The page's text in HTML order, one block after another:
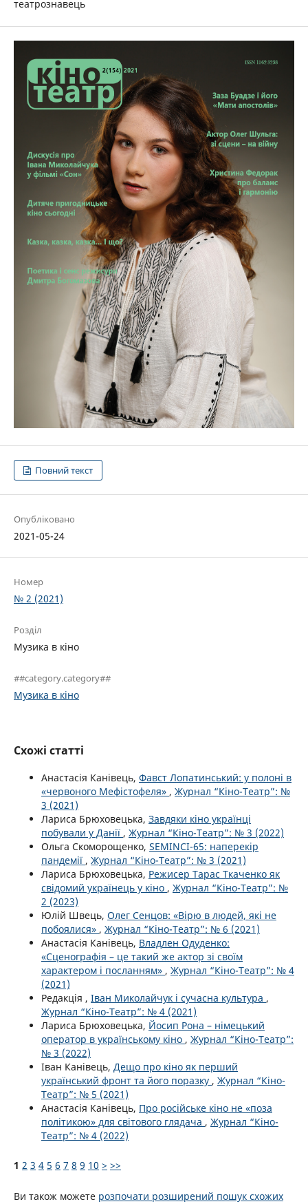
театрознавець
Повний текст
Опубліковано
2021-05-24
Номер
№ 2 (2021)
Розділ
Музика в кіно
##category.category##
Музика в кіно
Схожі статті
Анастасія Канівець, Фавст Лопатинський: у полоні в
«червоного Мефістофеля» , Журнал “Кіно-Театр”: №
3 (2021)
Лариса Брюховецька, Завдяки кіно українці
побували у Данії , Журнал “Кіно-Театр”: № 3 (2022)
Ольга Скоморощенко, SEMINCI-65: наперекір
пандемії , Журнал “Кіно-Театр”: № 3 (2021)
Лариса Брюховецька, Режисер Тарас Ткаченко як
свідомий українець у кіно , Журнал “Кіно-Театр”: №
2 (2023)
Юлій Швець, Олег Сенцов: «Вірю в людей, які не
побоялися» , Журнал “Кіно-Театр”: № 6 (2021)
Анастасія Канівець, Владлен Одуденко:
«Сценографія – це такий же актор зі своїм
характером і посланням» , Журнал “Кіно-Театр”: № 4
(2021)
Редакція , Іван Миколайчук і сучасна культура ,
Журнал “Кіно-Театр”: № 4 (2021)
Лариса Брюховецька, Йосип Рона – німецький
оператор в українському кіно , Журнал “Кіно-Театр”:
№ 3 (2022)
Іван Канівець, Дещо про кіно як перший
український фронт та його поразку , Журнал “Кіно-
Театр”: № 5 (2021)
Анастасія Канівець, Про російське кіно не «поза
політикою» для світового глядача , Журнал “Кіно-
Театр”: № 4 (2022)
1 2 3 4 5 6 7 8 9 10 > >>
Ви також можете розпочати розширений пошук схожих